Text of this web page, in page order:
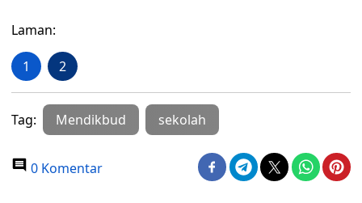
Laman:
1 2
Tag: Mendikbud sekolah
0 Komentar